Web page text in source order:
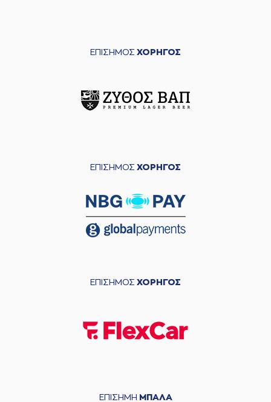
ΕΠΙΣΗΜΟΣ ΧΟΡΗΓΟΣ
ΕΠΙΣΗΜΟΣ ΧΟΡΗΓΟΣ
ΕΠΙΣΗΜΟΣ ΧΟΡΗΓΟΣ
ΕΠΙΣΗΜΗ ΜΠΑΛΑ